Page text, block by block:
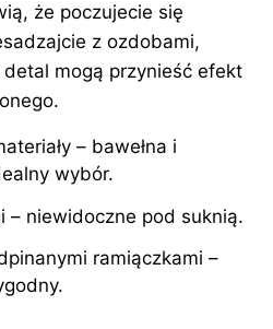
że poczujecie się
z ozdobami,
mogą przynieść efekt
– bawełna i
wybór.
– niewidoczne pod suknią.
ramiączkami –